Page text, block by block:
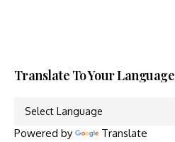
Translate To Your Language
Powered by Translate